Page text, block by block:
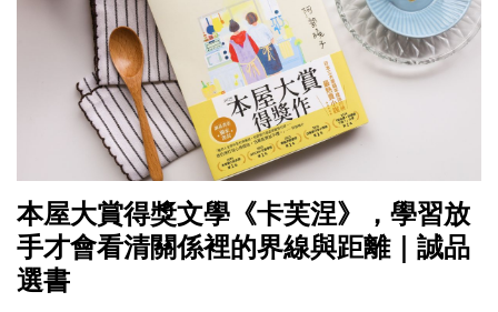
本屋大賞得獎文學《卡芙涅》，學習放
手才會看清關係裡的界線與距離｜誠品
選書